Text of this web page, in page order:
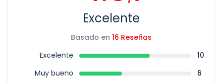
Excelente
Basado en 16 Reseñas
Excelente
10
Muy bueno
6